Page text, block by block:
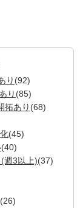
り (92)
り (85)
拓あり (68)
(45)
(40)
週3以上)(37)
(26)